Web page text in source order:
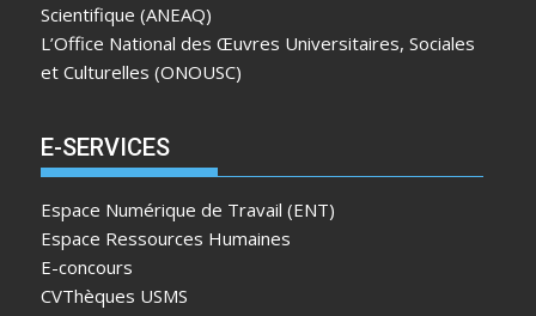
Scientifique (ANEAQ)
L’Office National des Œuvres Universitaires, Sociales
et Culturelles (ONOUSC)
E-SERVICES
Espace Numérique de Travail (ENT)
Espace Ressources Humaines
E-concours
CVThèques USMS